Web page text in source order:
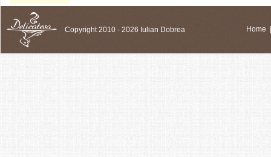
Copyright 2010 - 2026 Iulian Dobrea Home